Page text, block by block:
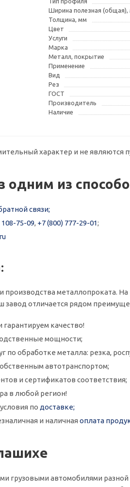
Ширина полезная (общая),
Толщина, мм
Цвет
Услуги
Марка
Металл, покрытие
Применение
Вид
Рез
ГОСТ
Производитель
Наличие
характер и не являются
одним из
связи;
108-75-09, +7 (800) 777-29-01;
производства металлопроката.
отличается рядом
качество!
мощности;
по обработке металла: резка,
автотранспортом;
и сертификатов соответствия;
в любой регион!
по доставке;
и наличная оплата
грузовыми автомобилями